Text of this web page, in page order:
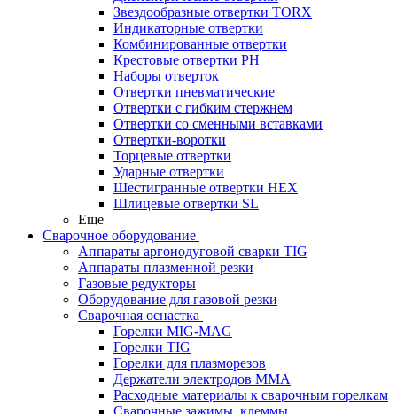
Звездообразные отвертки TORX
Индикаторные отвертки
Комбинированные отвертки
Крестовые отвертки PH
Наборы отверток
Отвертки пневматические
Отвертки с гибким стержнем
Отвертки со сменными вставками
Отвертки-воротки
Торцевые отвертки
Ударные отвертки
Шестигранные отвертки HEX
Шлицевые отвертки SL
Еще
Сварочное оборудование
Аппараты аргонодуговой сварки TIG
Аппараты плазменной резки
Газовые редукторы
Оборудование для газовой резки
Сварочная оснастка
Горелки MIG-MAG
Горелки TIG
Горелки для плазморезов
Держатели электродов ММА
Расходные материалы к сварочным горелкам
Сварочные зажимы, клеммы